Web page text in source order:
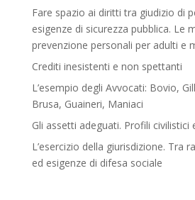
Fare spazio ai diritti tra giudizio di
esigenze di sicurezza pubblica. Le
prevenzione personali per adulti e
Crediti inesistenti e non spettanti
L’esempio degli Avvocati: Bovio,
Brusa, Guaineri, Maniaci
Gli assetti adeguati. Profili civilistici
L’esercizio della giurisdizione. Tra
ed esigenze di difesa sociale